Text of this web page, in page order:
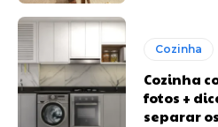
Cozinha
Cozinha
fotos +
separar